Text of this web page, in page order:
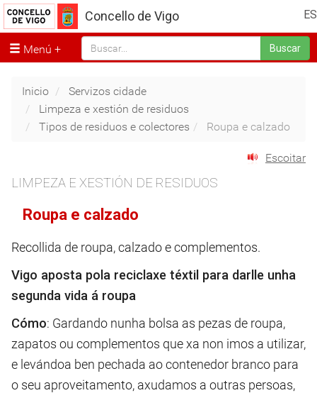
ES
Concello de Vigo
Menú Buscar
Inicio
Servizos cidade
Limpeza e xestión de residuos
Tipos de residuos e colectores
Roupa e calzado
Escoitar
LIMPEZA E XESTIÓN DE RESIDUOS
Roupa e calzado
Recollida de roupa, calzado e complementos.
Vigo aposta pola reciclaxe téxtil para darlle unha
segunda vida á roupa
Cómo: Gardando nunha bolsa as pezas de roupa,
zapatos ou complementos que xa non imos a utilizar,
e levándoa ben pechada ao contenedor branco para
o seu aproveitamento, axudamos a outras persoas,